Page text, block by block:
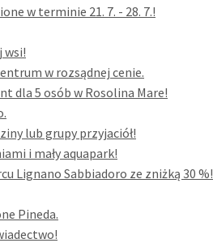
w terminie 21. 7. - 28. 7.!
wsi!
w rozsądnej cenie.
dla 5 osób w Rosolina Mare!
lub grupy przyjaciół!
i mały aquapark!
Lignano Sabbiadoro ze zniżką 30 %!
Pineda.